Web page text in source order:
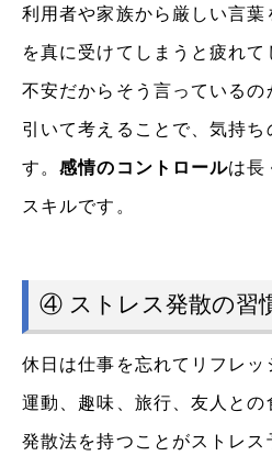
利用者や家族から厳しい言葉
を真に受けてしまうと疲れ
不安だからそう言っている
引いて考えることで、気持ち
す。感情のコントロールは長
スキルです。
④ ストレス発散の習
休日は仕事を忘れてリフレ
運動、趣味、旅行、友人と
発散法を持つことがストレス